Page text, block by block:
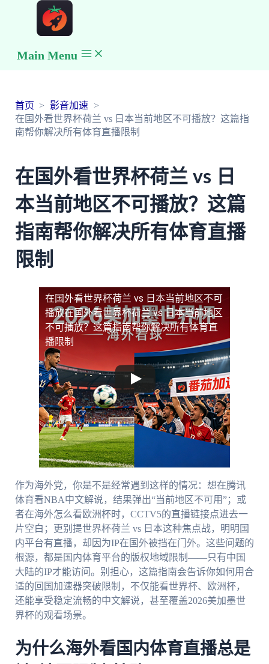
Main Menu
首页
影音加速
在国外看世界杯荷兰 vs 日本当前地区不可播放？这篇指
南帮你解决所有体育直播限制
在国外看世界杯荷兰 vs 日
本当前地区不可播放？这篇
指南帮你解决所有体育直播
限制
在国外看世界杯荷兰 vs 日本当前地区不可
播放在国外看世界杯荷兰 vs 日本当前地区
不可播放？这篇指南帮你解决所有体育直
播限制
作为海外党，你是不是经常遇到这样的情况：想在腾讯
体育看NBA中文解说，结果弹出“当前地区不可用”；或
者在海外怎么看欧洲杯时，CCTV5的直播链接点进去一
片空白；更别提世界杯荷兰 vs 日本这种焦点战，明明国
内平台有直播，却因为IP在国外被挡在门外。这些问题的
根源，都是国内体育平台的版权地域限制——只有中国
大陆的IP才能访问。别担心，这篇指南会告诉你如何用合
适的回国加速器突破限制，不仅能看世界杯、欧洲杯，
还能享受稳定流畅的中文解说，甚至覆盖2026美加墨世
界杯的观看场景。
为什么海外看国内体育直播总是